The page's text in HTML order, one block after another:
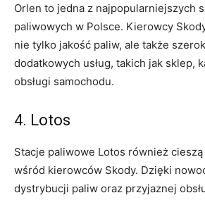
Orlen to jedna z najpopularniejszych
paliwowych w Polsce. Kierowcy
nie tylko jakość paliw, ale także
dodatkowych usług, takich jak sklep,
obsługi samochodu.
4. Lotos
Stacje paliwowe Lotos również
wśród kierowców Skody. Dzięki
dystrybucji paliw oraz przyjaznej